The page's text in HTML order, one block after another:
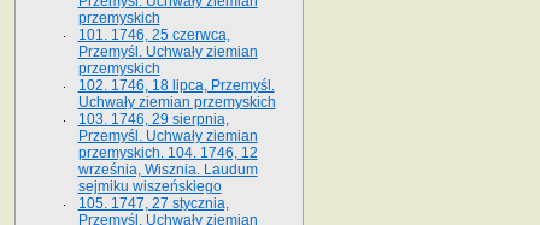
przemyskich
101. 1746, 25 czerwca,
Przemyśl. Uchwały ziemian
przemyskich
102. 1746, 18 lipca, Przemyśl.
Uchwały ziemian przemyskich
103. 1746, 29 sierpnia,
Przemyśl. Uchwały ziemian
przemyskich. 104. 1746, 12
września, Wisznia. Laudum
sejmiku wiszeńskiego
105. 1747, 27 stycznia,
Przemyśl. Uchwały ziemian